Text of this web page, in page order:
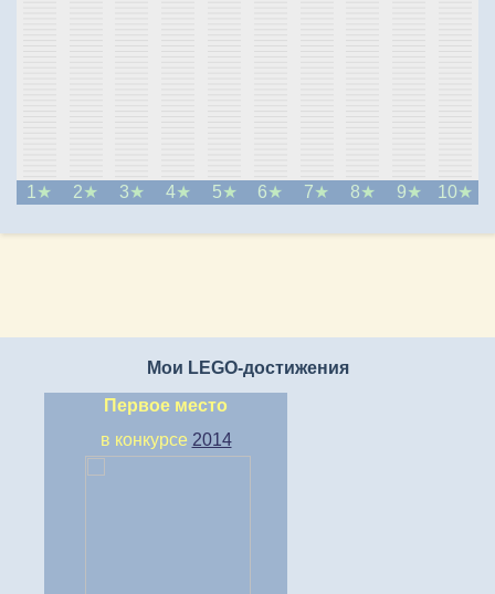
1 2 3 4 5 6 7 8 9 10
Мои LEGO-достижения
Первое место
в конкурсе 2014